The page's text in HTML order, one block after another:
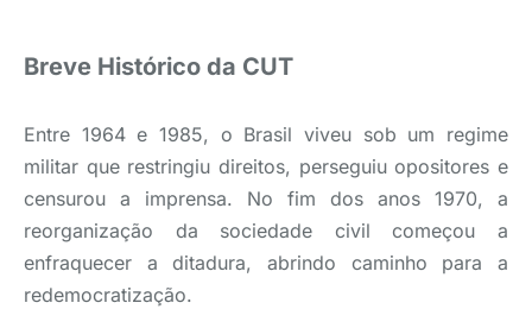
Breve Histórico da CUT
Entre 1964 e 1985, o Brasil viveu sob um regime
militar que restringiu direitos, perseguiu opositores e
censurou a imprensa. No fim dos anos 1970, a
reorganização da sociedade civil começou a
enfraquecer a ditadura, abrindo caminho para a
redemocratização.